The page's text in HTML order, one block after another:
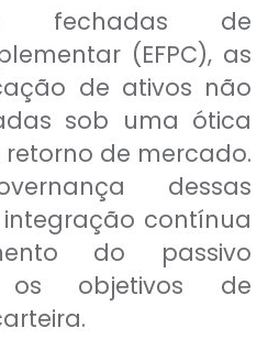
fechadas de
(EFPC), as
de ativos não
sob uma ótica
de mercado.
dessas
contínua
do passivo
objetivos de